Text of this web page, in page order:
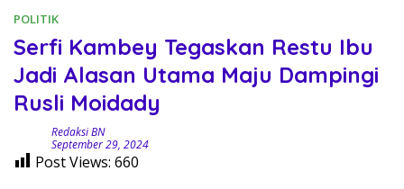
POLITIK
Serfi Kambey Tegaskan Restu Ibu
Jadi Alasan Utama Maju Dampingi
Rusli Moidady
Redaksi BN
September 29, 2024
Post Views: 660